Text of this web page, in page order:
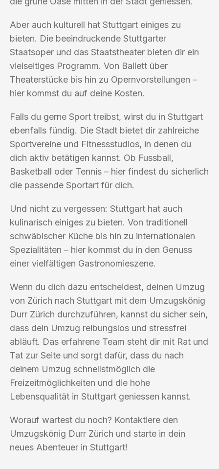
Aber auch kulturell hat Stuttgart einiges zu
bieten. Die beeindruckende Stuttgarter
Staatsoper und das Staatstheater bieten dir ein
vielseitiges Programm. Von Ballett über
Theaterstücke bis hin zu Opernvorstellungen –
hier kommst du auf deine Kosten.
Falls du gerne Sport treibst, wirst du in Stuttgart
ebenfalls fündig. Die Stadt bietet dir zahlreiche
Sportvereine und Fitnessstudios, in denen du
dich aktiv betätigen kannst. Ob Fussball,
Basketball oder Tennis – hier findest du sicherlich
die passende Sportart für dich.
Und nicht zu vergessen: Stuttgart hat auch
kulinarisch einiges zu bieten. Von traditionell
schwäbischer Küche bis hin zu internationalen
Spezialitäten – hier kommst du in den Genuss
einer vielfältigen Gastronomieszene.
Wenn du dich dazu entscheidest, deinen Umzug
von Zürich nach Stuttgart mit dem Umzugskönig
Durr Zürich durchzuführen, kannst du sicher sein,
dass dein Umzug reibungslos und stressfrei
abläuft. Das erfahrene Team steht dir mit Rat und
Tat zur Seite und sorgt dafür, dass du nach
deinem Umzug schnellstmöglich die
Freizeitmöglichkeiten und die hohe
Lebensqualität in Stuttgart geniessen kannst.
Worauf wartest du noch? Kontaktiere den
Umzugskönig Durr Zürich und starte in dein
neues Abenteuer in Stuttgart!